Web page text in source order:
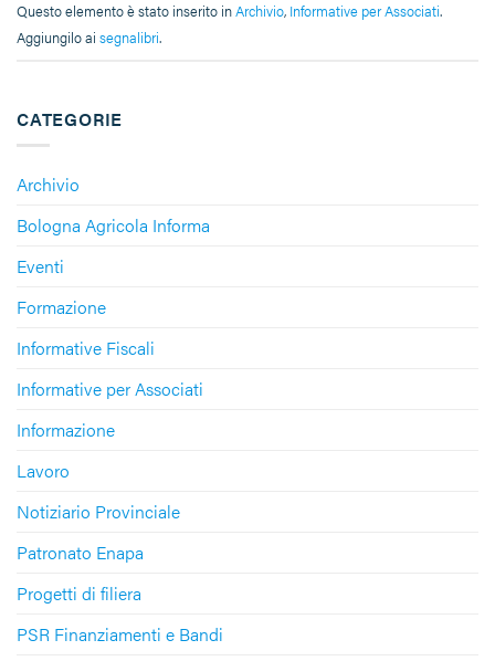
CATEGORIE
Archivio
Bologna Agricola Informa
Eventi
Formazione
Informative Fiscali
Informative per Associati
Informazione
Lavoro
Notiziario Provinciale
Patronato Enapa
Progetti di filiera
PSR Finanziamenti e Bandi
Questo elemento è stato inserito inArchivio, Informative per Associati.
Aggiungilo ai segnalibri.